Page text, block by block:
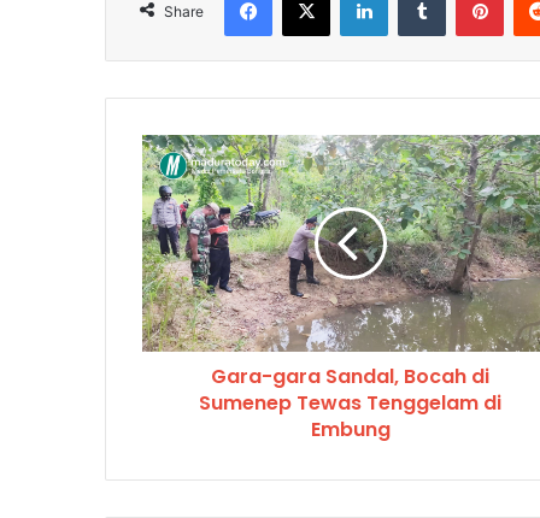
Share
Gara-gara Sandal, Bocah di
Sumenep Tewas Tenggelam di
Embung